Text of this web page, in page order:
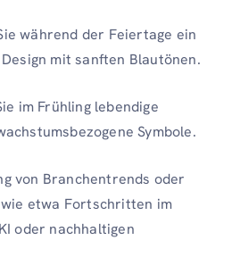
während der Feiertage ein
mit sanften Blautönen.
im Frühling lebendige
Symbole.
von Branchentrends oder
etwa Fortschritten im
oder nachhaltigen